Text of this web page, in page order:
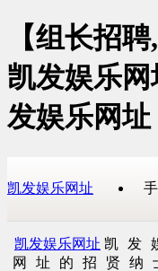
【组长招
凯发娱乐
发娱乐网址
凯发娱乐网址
凯发娱乐网址 凯发
网址的招贤纳